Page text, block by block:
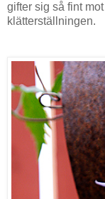
gifter sig så fint
klätterställningen.